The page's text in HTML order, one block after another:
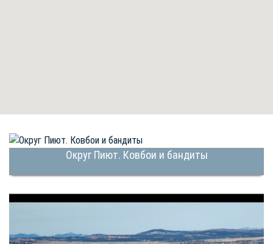
Округ Пиют. Ковбои и бандиты